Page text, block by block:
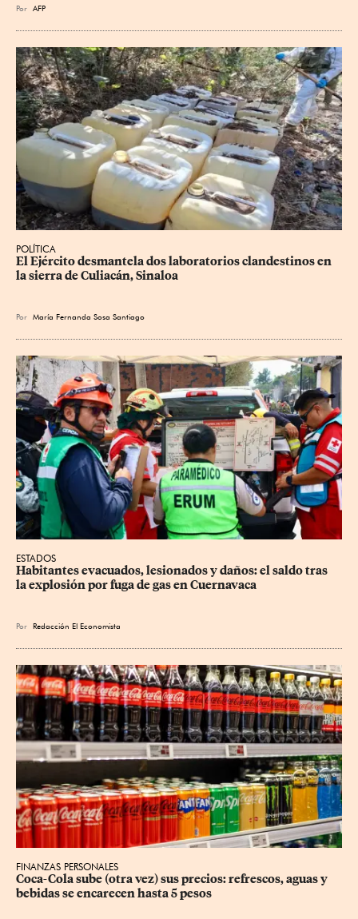
Por AFP
POLÍTICA
El Ejército desmantela dos laboratorios clandestinos en
la sierra de Culiacán, Sinaloa
Por María Fernanda Sosa Santiago
ESTADOS
Habitantes evacuados, lesionados y daños: el saldo tras
la explosión por fuga de gas en Cuernavaca
Por Redacción El Economista
FINANZAS PERSONALES
Coca-Cola sube (otra vez) sus precios: refrescos, aguas y
bebidas se encarecen hasta 5 pesos